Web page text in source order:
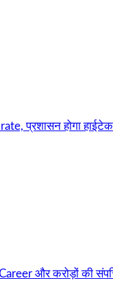
प्रशासन होगा हाईटेक
और करोड़ों की